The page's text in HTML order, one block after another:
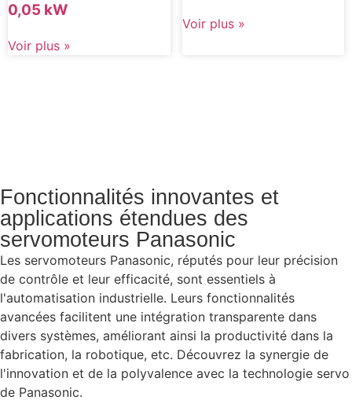
0,05 kW
Voir plus »
Voir plus »
Fonctionnalités innovantes et
applications étendues des
servomoteurs Panasonic
Les servomoteurs Panasonic, réputés pour leur précision
de contrôle et leur efficacité, sont essentiels à
l'automatisation industrielle. Leurs fonctionnalités
avancées facilitent une intégration transparente dans
divers systèmes, améliorant ainsi la productivité dans la
fabrication, la robotique, etc. Découvrez la synergie de
l'innovation et de la polyvalence avec la technologie servo
de Panasonic.